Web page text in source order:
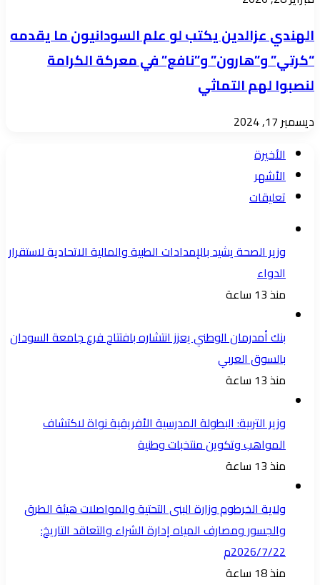
الهندي عزالدين يكتب لو علم السودانيون ما يقدمه
“كرتي” و”هارون” و”نافع” في معركة الكرامة
لنصبوا لهم التماثي
ديسمبر 17, 2024
الأخيرة
الأشهر
تعليقات
وزير الصحة يشيد بالإمدادات الطبية والمالية الاتحادية لاستقرار
الدواء
منذ 13 ساعة
بنك أمدرمان الوطني يعزز انتشاره بافتتاح فرع جامعة السودان
بالسوق العربي
منذ 13 ساعة
وزير التربية: البطولة المدرسية الأفريقية نواة لاكتشاف
المواهب وتكوين منتخبات وطنية
منذ 13 ساعة
ولاية الخرطوم وزارة البنى التحتية والمواصلات هيئة الطرق
والجسور ومصارف المياه إدارة الشراء والتعاقد التاريخ:
2026/7/22م
منذ 18 ساعة